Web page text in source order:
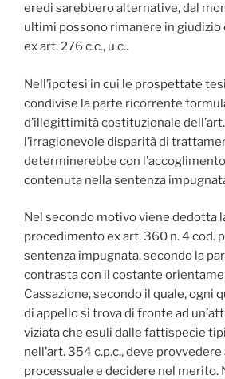
eredi sarebbero alternative, dal
ultimi possono rimanere in
ex art. 276 c.c., u.c..
Nell’ipotesi in cui le prospettate
condivise la parte ricorrente
d’illegittimità costituzionale
l’irragionevole disparità di
determinerebbe con
contenuta nella sentenza
Nel secondo motivo viene dedotta
procedimento ex art. 360 n. 4 cod.
sentenza impugnata, secondo la
contrasta con il costante
Cassazione, secondo il quale, ogni
di appello si trova di fronte ad
viziata che esuli dalle fattispecie
nell’art. 354 c.p.c., deve
processuale e decidere nel merito.